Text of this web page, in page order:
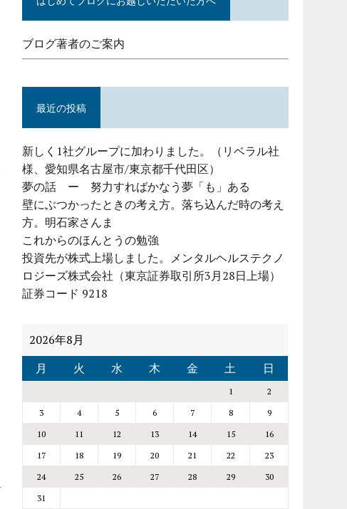
ブログ著者のご案内
最近の投稿
新しく1社グループに加わりました。（リベラル社
様、愛知県名古屋市/東京都千代田区）
夢の話 ー 努力すればかなう夢「も」ある
壁にぶつかったときの考え方。落ち込んだ時の考え
方。明石家さんま
これからのほんとうの勉強
投資先が株式上場しました。メンタルヘルステクノ
ロジーズ株式会社（東京証券取引所3月28日上場）
証券コード 9218
2026年8月
月
火 水 木 金 土 日
1
2
3
4 5 6 7 8
9
10
11 12 13 14 15
16
17
18 19 20 21 22
23
24
25 26 27 28 29
30
31